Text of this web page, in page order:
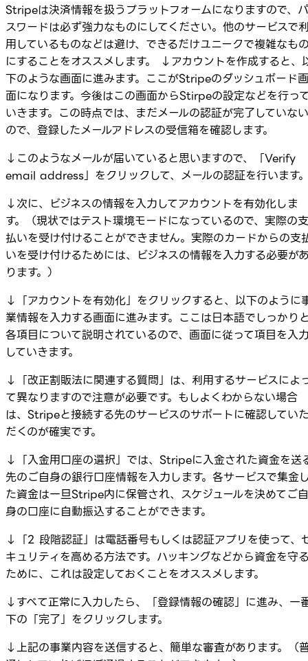
Stripeは決済情報を扱うプラットフォームになりますので、パ
スワードは必ず強力なものにしてください。他のサービスで
用しているものなどは避け、できるだけユニークで複雑なも
にすることをオススメします。 ↓アカウントを作成すると、
下のような画面に進みます。ここがStripeのダッシュボード画
面になります。今後はこの画面からStirpeの設定などを行っ
いきます。この時点では、まだメールの認証が完了していない
ので、登録したメールアドレスの受信箱を確認します。
↓このようなメールが届いていると思いますので、「Verify
email address」をクリックして、メールの認証を行います
↓次に、ビジネスの情報を入力してアカウントを有効化しま
す。（現状ではテスト環境モードになっているので、実際の支
払いを受け付けることができません。実際のカードからの支
いを受け付けるためには、ビジネスの情報を入力する必要が
ります。）
↓「アカウントを有効化」をクリックすると、以下のように
業情報を入力する画面に進みます。ここは日本語でしっかり
各項目について説明されているので、画面に従って項目を入
していきます。
↓「改正割販法に関連する質問」は、利用するサービスによ
て異なりますので注意が必要です。もしよくわからない場合
は、Stripeと接続する先のサービスのサポートに確認してい
だくのが確実です。
↓「入金用口座の選択」では、Stripeに入金された資金を送
先のご自身の銀行口座情報を入力します。各サービスで集金
た資金は一旦Stripe内に保管され、スケジュールを決めてご自
身の口座に自動振込することができます。
↓「2 段階認証」は電話番号もしくは認証アプリを使って、
キュリティを高める方法です。ハッキングなどから資金を守
ために、これは設定しておくことをオススメします。
↓すべて正常に入力したら、「登録情報の確認」に進み、一
下の「完了」をクリックします。
↓上記の事業内容を送信すると、簡単な審査があります。（